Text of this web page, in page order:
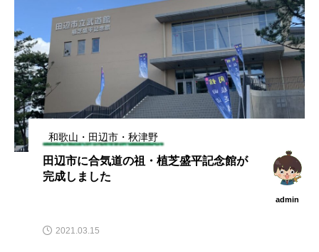
和歌山・田辺市・秋津野
田辺市に合気道の祖・植芝盛平記念館が
完成しました
admin
2021.03.15